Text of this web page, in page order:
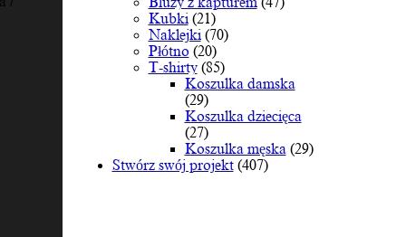
Kubki (21)
Naklejki (70)
Płótno (20)
T-shirty (85)
Koszulka damska
(29)
Koszulka dziecięca
(27)
Koszulka męska (29)
Stwórz swój projekt (407)